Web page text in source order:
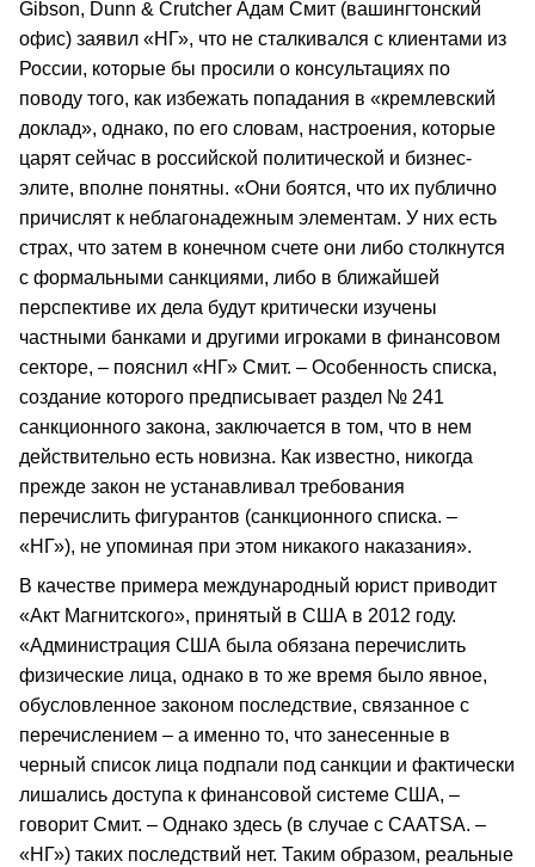
Gibson, Dunn & Crutcher Адам Смит (вашингтонский
офис) заявил «НГ», что не сталкивался с клиентами из
России, которые бы просили о консультациях по
поводу того, как избежать попадания в «кремлевский
доклад», однако, по его словам, настроения, которые
царят сейчас в российской политической и бизнес-
элите, вполне понятны. «Они боятся, что их публично
причислят к неблагонадежным элементам. У них есть
страх, что затем в конечном счете они либо столкнутся
с формальными санкциями, либо в ближайшей
перспективе их дела будут критически изучены
частными банками и другими игроками в финансовом
секторе, – пояснил «НГ» Смит. – Особенность списка,
создание которого предписывает раздел № 241
санкционного закона, заключается в том, что в нем
действительно есть новизна. Как известно, никогда
прежде закон не устанавливал требования
перечислить фигурантов (санкционного списка. –
«НГ»), не упоминая при этом никакого наказания».
В качестве примера международный юрист приводит
«Акт Магнитского», принятый в США в 2012 году.
«Администрация США была обязана перечислить
физические лица, однако в то же время было явное,
обусловленное законом последствие, связанное с
перечислением – а именно то, что занесенные в
черный список лица подпали под санкции и фактически
лишались доступа к финансовой системе США, –
говорит Смит. – Однако здесь (в случае с CAATSA. –
«НГ») таких последствий нет. Таким образом, реальные